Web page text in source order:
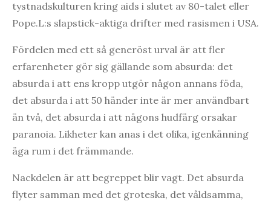
tystnadskulturen kring aids i slutet av 80-talet eller
Pope.L:s slapstick-aktiga drifter med rasismen i USA.
Fördelen med ett så generöst urval är att fler
erfarenheter gör sig gällande som absurda: det
absurda i att ens kropp utgör någon annans föda,
det absurda i att 50 händer inte är mer användbart
än två, det absurda i att någons hudfärg orsakar
paranoia. Likheter kan anas i det olika, igenkänning
äga rum i det främmande.
Nackdelen är att begreppet blir vagt. Det absurda
flyter samman med det groteska, det våldsamma,